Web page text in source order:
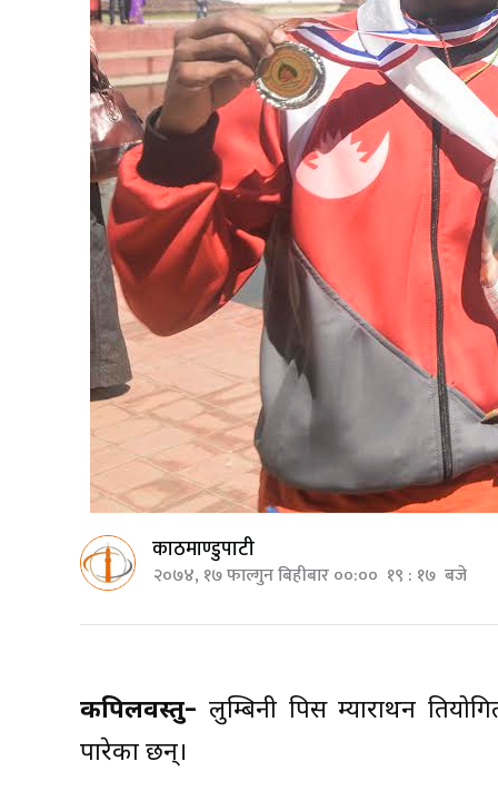
काठमाण्डुपाटी
२०७४, १७ फाल्गुन बिहीबार ००:०० १९ : १७ बजे
कपिलवस्तु– लुम्बिनी पिस म्याराथन
पारेका छन्।